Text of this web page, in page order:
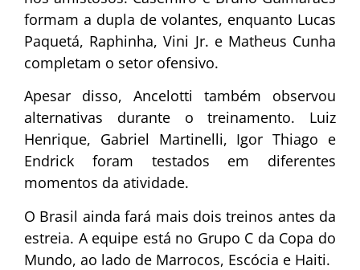
formam a dupla de volantes, enquanto Lucas
Paquetá, Raphinha, Vini Jr. e Matheus Cunha
completam o setor ofensivo.
Apesar disso, Ancelotti também observou
alternativas durante o treinamento. Luiz
Henrique, Gabriel Martinelli, Igor Thiago e
Endrick foram testados em diferentes
momentos da atividade.
O Brasil ainda fará mais dois treinos antes da
estreia. A equipe está no Grupo C da Copa do
Mundo, ao lado de Marrocos, Escócia e Haiti.